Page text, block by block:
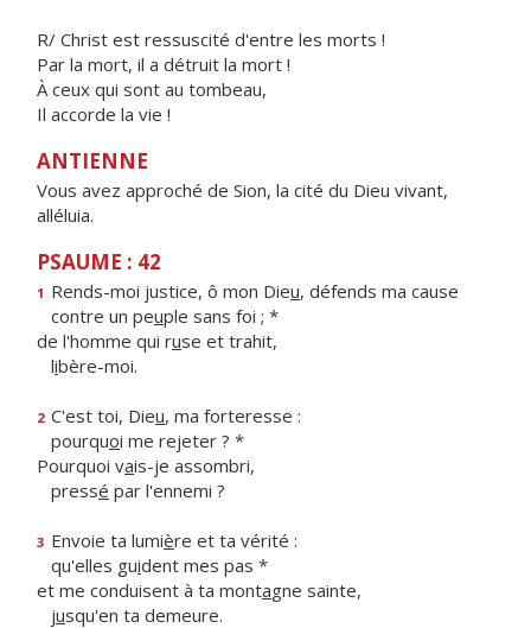
R/ Christ est ressuscité d'entre les morts !
Par la mort, il a détruit la mort !
À ceux qui sont au tombeau,
Il accorde la vie !
ANTIENNE
Vous avez approché de Sion, la cité du Dieu vivant,
alléluia.
PSAUME : 42
1 Rends-moi justice, ô mon Dieu, défends ma cause
contre un peuple sans foi ; *
de l'homme qui ruse et trahit,
libère-moi.
2 C'est toi, Dieu, ma forteresse :
pourquoi me rejeter ? *
Pourquoi vais-je assombri,
pressé par l'ennemi ?
3 Envoie ta lumière et ta vérité :
qu'elles guident mes pas *
et me conduisent à ta montagne sainte,
jusqu'en ta demeure.